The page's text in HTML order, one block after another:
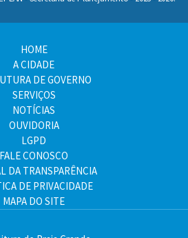
HOME
A CIDADE
DE GOVERNO
SERVIÇOS
NOTÍCIAS
OUVIDORIA
LGPD
FALE CONOSCO
DA TRANSPARÊNCIA
DE PRIVACIDADE
MAPA DO SITE